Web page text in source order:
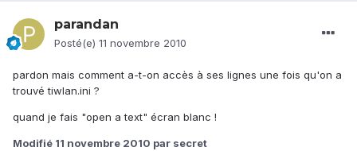
parandan
Posté(e) 11 novembre 2010
pardon mais comment a-t-on accès à ses lignes une fois qu'on a
trouvé tiwlan.ini ?
quand je fais "open a text" écran blanc !
Modifié 11 novembre 2010 par secret